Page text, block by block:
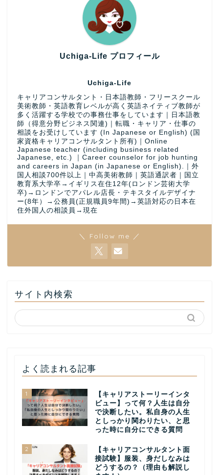
Uchiga-Life プロフィール
Uchiga-Life
キャリアコンサルタント・日本語教師・フリースクール
美術教師・英語教育レベルが高く英語ネイティブ教師が
多く活躍する学校での事務仕事をしています｜日本語教
師（得意分野ビジネス関連)｜転職・キャリア・仕事の
相談をお受けしています (In Japanese or English) (国
家資格キャリアコンサルタント所有)｜Online
Japanese teacher (including business related
Japanese, etc.) ｜Career counselor for job hunting
and careers in Japan (in Japanese or English).｜外
国人相談700件以上｜中高美術教師｜英語通訳者｜国立
教育系大学卒→イギリス在住12年(ロンドン芸術大学
卒)→ロンドンでアパレル店長・テキスタイルデザイナ
ー(8年）→公務員(正規職員9年間)→英語対応の日本在
住外国人の相談員→現在
＼ Follow me ／
サイト内検索
よく読まれる記事
1
【キャリアストーリーインタ
ビュー】って何？人生は自分
で決断したい。私自身の人生
としっかり関わりたい、と思
った時に自分にできる質問
2
【キャリアコンサルタント面
接試験】服装、身だしなみは
どうするの？（理由も解説し